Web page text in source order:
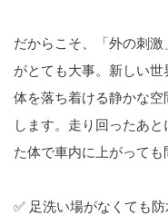
だからこそ、「外の刺
がとても大事。新しい
体を落ち着ける静かな空
します。走り回ったあ
た体で車内に上がっても
✅ 足洗い場がなくても